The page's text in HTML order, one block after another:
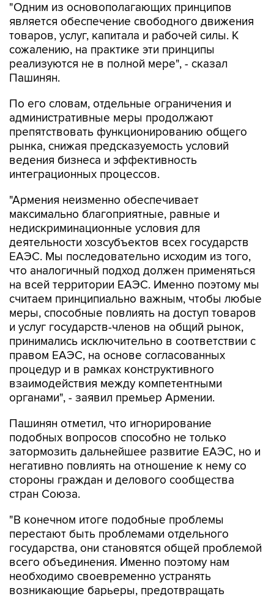
"Одним из основополагающих принципов
является обеспечение свободного движения
товаров, услуг, капитала и рабочей силы. К
сожалению, на практике эти принципы
реализуются не в полной мере", - сказал
Пашинян.
По его словам, отдельные ограничения и
административные меры продолжают
препятствовать функционированию общего
рынка, снижая предсказуемость условий
ведения бизнеса и эффективность
интеграционных процессов.
"Армения неизменно обеспечивает
максимально благоприятные, равные и
недискриминационные условия для
деятельности хозсубъектов всех государств
ЕАЭС. Мы последовательно исходим из того,
что аналогичный подход должен применяться
на всей территории ЕАЭС. Именно поэтому мы
считаем принципиально важным, чтобы любые
меры, способные повлиять на доступ товаров
и услуг государств-членов на общий рынок,
принимались исключительно в соответствии с
правом ЕАЭС, на основе согласованных
процедур и в рамках конструктивного
взаимодействия между компетентными
органами", - заявил премьер Армении.
Пашинян отметил, что игнорирование
подобных вопросов способно не только
затормозить дальнейшее развитие ЕАЭС, но и
негативно повлиять на отношение к нему со
стороны граждан и делового сообщества
стран Союза.
"В конечном итоге подобные проблемы
перестают быть проблемами отдельного
государства, они становятся общей проблемой
всего объединения. Именно поэтому нам
необходимо своевременно устранять
возникающие барьеры, предотвращать